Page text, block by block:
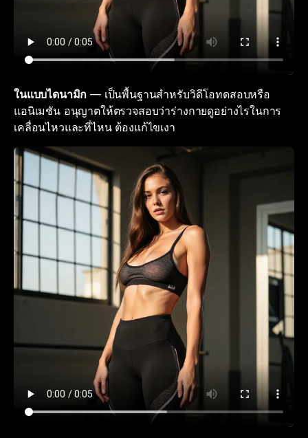
ในแบบไดนามิก — เป็นพื้นฐานสำหรับวิดีโอทดสอบหรือ
แอนิเมชัน อนุญาตให้ตรวจสอบว่าร่างกายดูอย่างไรในการ
เคลื่อนไหวและที่ไหน ต้องแก้ไขเงา